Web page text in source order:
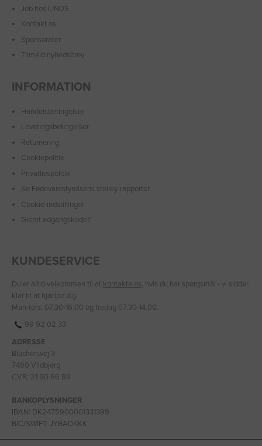
Job hos LINDS
Kontakt os
Sponsorater
Tilmeld nyhedsbrev
INFORMATION
Handelsbetingelser
Leveringsbetingelser
Returnering
Cookiepolitik
Privatlivspolitik
Se Fødevarestyrelsens smiley-rapporter
Cookie-indstillinger
Glemt adgangskode?
KUNDESERVICE
Du er altid velkommen til at kontakte os, hvis du har spørgsmål - vi sidder
klar til at hjælpe dig.
Man-tors: 07.30-16.00 og fredag 07.30-14.00.
99 92 02 33
ADRESSE
Blüchersvej 3
7480 Vildbjerg
CVR: 21 90 66 89
BANKOPLYSNINGER
IBAN: DK2475900001331399
BIC/SWIFT: JYBADKKK